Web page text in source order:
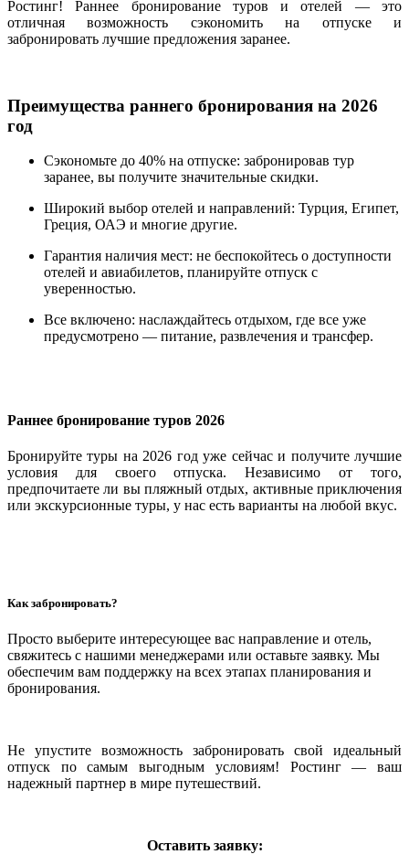
Ростинг! Раннее бронирование туров и отелей — это
отличная возможность сэкономить на отпуске и
забронировать лучшие предложения заранее.
Преимущества раннего бронирования на 2026
год
Сэкономьте до 40% на отпуске: забронировав тур
заранее, вы получите значительные скидки.
Широкий выбор отелей и направлений: Турция, Египет,
Греция, ОАЭ и многие другие.
Гарантия наличия мест: не беспокойтесь о доступности
отелей и авиабилетов, планируйте отпуск с
уверенностью.
Все включено: наслаждайтесь отдыхом, где все уже
предусмотрено — питание, развлечения и трансфер.
Раннее бронирование туров 2026
Бронируйте туры на 2026 год уже сейчас и получите лучшие
условия для своего отпуска. Независимо от того,
предпочитаете ли вы пляжный отдых, активные приключения
или экскурсионные туры, у нас есть варианты на любой вкус.
Как забронировать?
Просто выберите интересующее вас направление и отель,
свяжитесь с нашими менеджерами или оставьте заявку. Мы
обеспечим вам поддержку на всех этапах планирования и
бронирования.
Не упустите возможность забронировать свой идеальный
отпуск по самым выгодным условиям! Ростинг — ваш
надежный партнер в мире путешествий.
Оставить заявку: